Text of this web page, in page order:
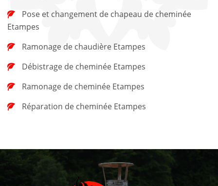
Etampes
Ramonage de chaudière Etampes
Débistrage de cheminée Etampes
Ramonage de cheminée Etampes
Réparation de cheminée Etampes